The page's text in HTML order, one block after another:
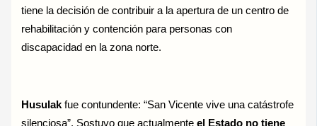
tiene la decisión de contribuir a la apertura de un centro de
rehabilitación y contención para personas con
discapacidad en la zona norte.
Husulak fue contundente: “San Vicente vive una catástrofe
silenciosa”. Sostuvo que actualmenteel Estado no tiene